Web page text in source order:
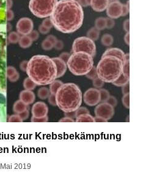
zur Krebsbekämpfung
können
2019